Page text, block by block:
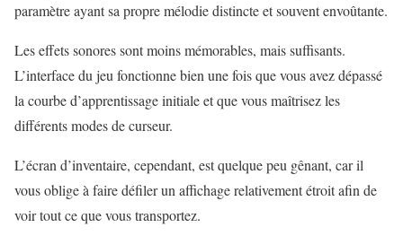
paramètre ayant sa propre mélodie distincte et souvent envoûtante.
Les effets sonores sont moins mémorables, mais suffisants.
L’interface du jeu fonctionne bien une fois que vous avez dépassé
la courbe d’apprentissage initiale et que vous maîtrisez les
différents modes de curseur.
L’écran d’inventaire, cependant, est quelque peu gênant, car il
vous oblige à faire défiler un affichage relativement étroit afin de
voir tout ce que vous transportez.